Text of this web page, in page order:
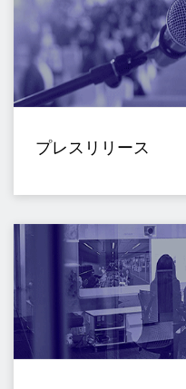
プレスリリース